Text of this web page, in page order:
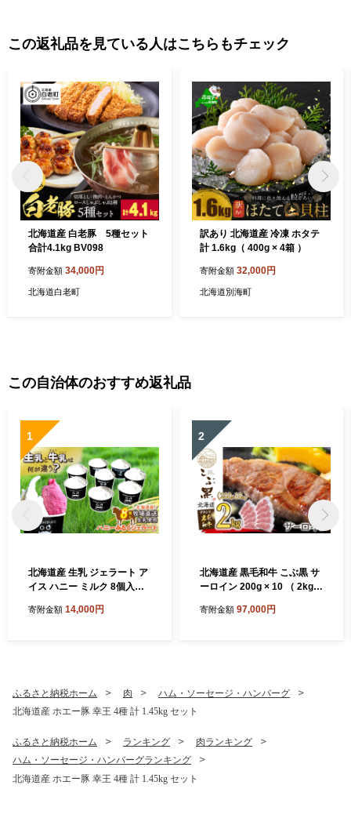
この返礼品を見ている人はこちらもチェック
北海道産 白老豚 5種セット
合計4.1kg BV098
寄附金額 34,000円
北海道白老町
訳あり 北海道産 冷凍 ホタテ
計 1.6kg（ 400g × 4箱 ）
寄附金額 32,000円
北海道別海町
この自治体のおすすめ返礼品
1
北海道産 生乳 ジェラート ア
イス ハニー ミルク 8個入り
寄附金額 14,000円
2
北海道産 黒毛和牛 こぶ黒 サ
ーロイン 200g × 10 （ 2kg
ステーキ ステーキ ビーフ
寄附金額 97,000円
ふるさと納税ホーム 肉
ハム・ソーセージ・ハンバーグ
北海道産 ホエー豚 幸王 4種 計 1.45kg セット
ふるさと納税ホーム ランキング
肉ランキング
ハム・ソーセージ・ハンバーグランキング
北海道産 ホエー豚 幸王 4種 計 1.45kg セット